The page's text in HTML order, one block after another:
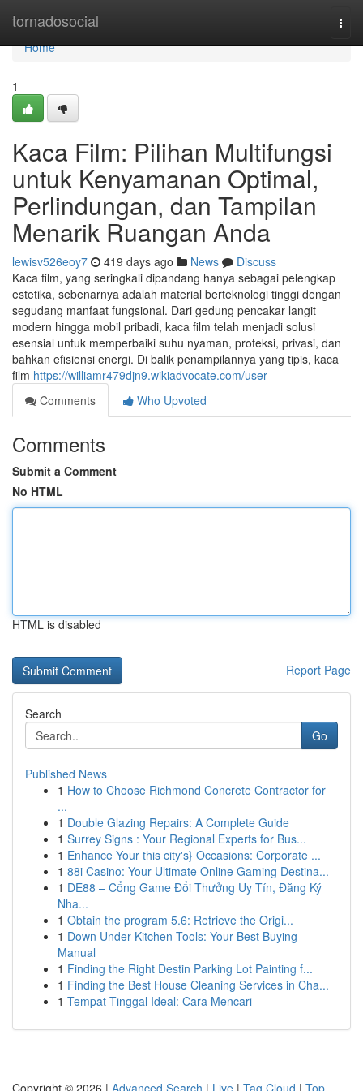
tornadosocial
Home
Home
1
Kaca Film: Pilihan Multifungsi
untuk Kenyamanan Optimal,
Perlindungan, dan Tampilan
Menarik Ruangan Anda
lewisv526eoy7 419 days ago News
Discuss
Kaca film, yang seringkali dipandang hanya sebagai pelengkap
estetika, sebenarnya adalah material berteknologi tinggi dengan
segudang manfaat fungsional. Dari gedung pencakar langit
modern hingga mobil pribadi, kaca film telah menjadi solusi
esensial untuk memperbaiki suhu nyaman, proteksi, privasi, dan
bahkan efisiensi energi. Di balik penampilannya yang tipis, kaca
film https://williamr479djn9.wikiadvocate.com/user
Comments
Who Upvoted
Comments
Submit a Comment
No HTML
HTML is disabled
Report Page
Search
Go
Published News
1 How to Choose Richmond Concrete Contractor for
...
1 Double Glazing Repairs: A Complete Guide
1 Surrey Signs : Your Regional Experts for Bus...
1 Enhance Your this city's} Occasions: Corporate ...
1 88i Casino: Your Ultimate Online Gaming Destina...
1 DE88 – Cổng Game Đổi Thưởng Uy Tín, Đăng Ký
Nha...
1 Obtain the program 5.6: Retrieve the Origi...
1 Down Under Kitchen Tools: Your Best Buying
Manual
1 Finding the Right Destin Parking Lot Painting f...
1 Finding the Best House Cleaning Services in Cha...
1 Tempat Tinggal Ideal: Cara Mencari
Copyright © 2026 | Advanced Search | Live | Tag Cloud | Top